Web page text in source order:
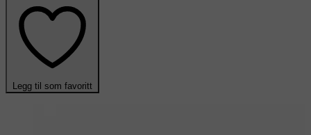
Legg til som favoritt